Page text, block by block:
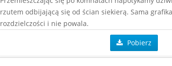
rzutem odbijającą się od ścian siekierą. Sama
rozdzielczości i nie powala.
Pobierz